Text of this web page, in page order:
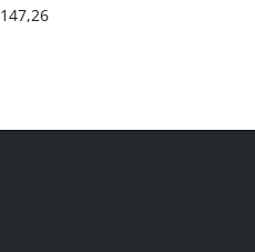
147,26